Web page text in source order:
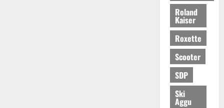
Roland
Kaiser
Roxette
Scooter
SDP
Ski
Aggu